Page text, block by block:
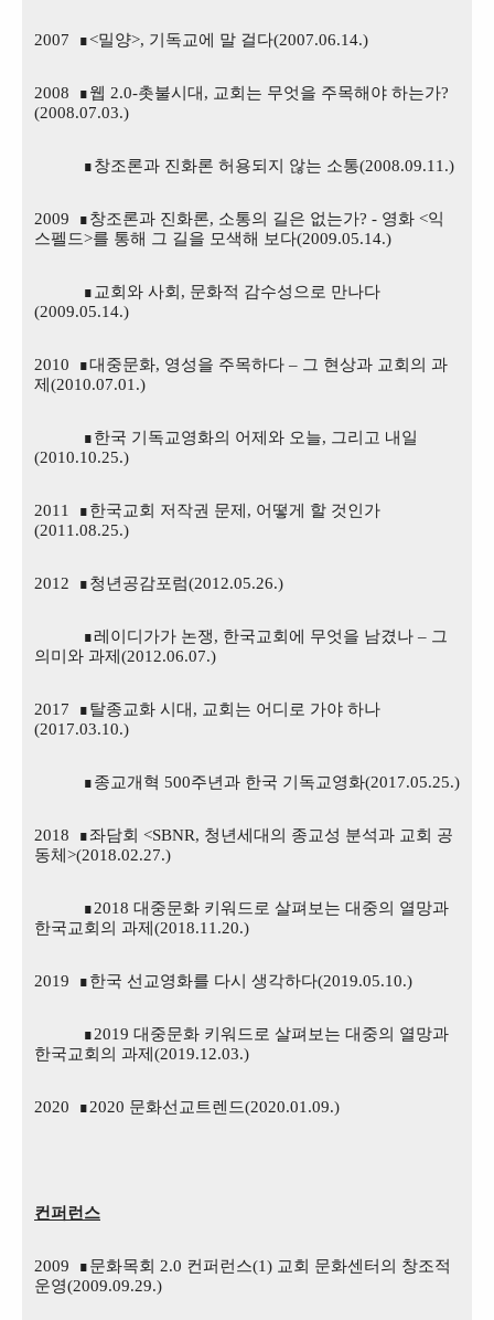
2007 ∎<밀양>, 기독교에 말 걸다(2007.06.14.)
2008 ∎웹 2.0-촛불시대 , 교회는 무엇을 주목해야 하는가?
(2008.07.03.)
∎창조론과 진화론 허용되지 않는 소통(2008.09.11.)
2009 ∎창조론과 진화론, 소통의 길은 없는가? - 영화 <익
스펠드>를 통해 그 길을 모색해 보다(2009.05.14.)
∎교회와 사회 , 문화적 감수성으로 만나다
(2009.05.14.)
2010 ∎대중문화, 영성을 주목하다 – 그 현상과 교회의 과
제 (2010.07.01.)
∎한국 기독교영화의 어제와 오늘, 그리고 내일
(2010.10.25.)
2011 ∎한국교회 저작권 문제 , 어떻게 할 것인가
(2011.08.25.)
2012 ∎청년공감포럼(2012.05.26.)
∎레이디가가 논쟁, 한국교회에 무엇을 남겼나 – 그
의미와 과제 (2012.06.07.)
2017 ∎탈종교화 시대 , 교회는 어디로 가야 하나
(2017.03.10.)
∎종교개혁 500주년과 한국 기독교영화(2017.05.25.)
2018 ∎좌담회 <SBNR, 청년세대의 종교성 분석과 교회 공
동체>(2018.02.27.)
∎2018 대중문화 키워드로 살펴보는 대중의 열망과
한국교회의 과제(2018.11.20.)
2019 ∎한국 선교영화를 다시 생각하다(2019.05.10.)
∎2019 대중문화 키워드로 살펴보는 대중의 열망과
한국교회의 과제(2019.12.03.)
2020 ∎2020 문화선교트렌드(2020.01.09.)
컨퍼런스
2009 ∎문화목회 2.0 컨퍼런스(1) 교회 문화센터의 창조적
운영(2009.09.29.)